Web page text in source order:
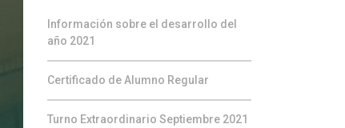
Información sobre el desarrollo del
año 2021
Certificado de Alumno Regular
Turno Extraordinario Septiembre 2021